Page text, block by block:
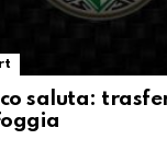
saluta: